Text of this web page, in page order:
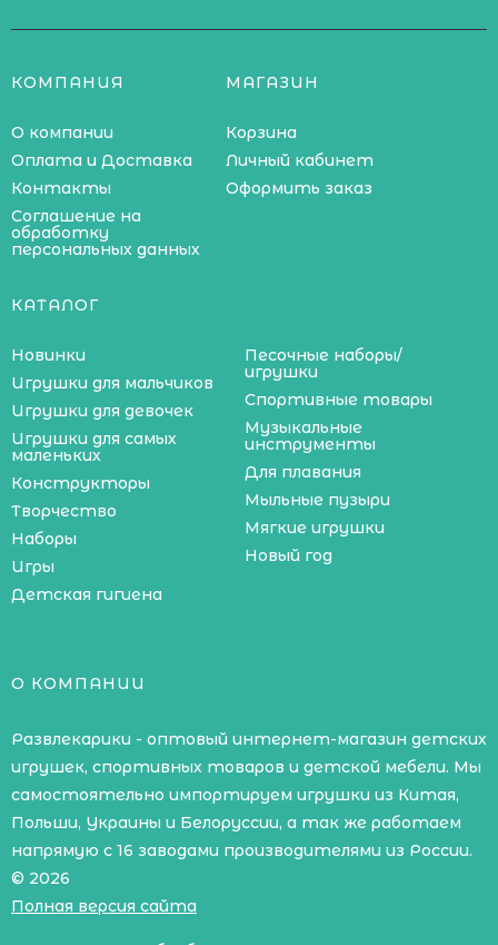
КОМПАНИЯ
О компании
Оплата и Доставка
Контакты
Соглашение на
обработку
персональных данных
МАГАЗИН
Корзина
Личный кабинет
Оформить заказ
КАТАЛОГ
Новинки
Игрушки для мальчиков
Игрушки для девочек
Игрушки для самых
маленьких
Конструкторы
Творчество
Наборы
Игры
Детская гигиена
Песочные наборы/
игрушки
Спортивные товары
Музыкальные
инструменты
Для плавания
Мыльные пузыри
Мягкие игрушки
Новый год
О КОМПАНИИ
Развлекарики - оптовый интернет-магазин детских
игрушек, спортивных товаров и детской мебели. Мы
самостоятельно импортируем игрушки из Китая,
Польши, Украины и Белоруссии, а так же работаем
напрямую с 16 заводами производителями из России.
© 2026
Полная версия сайта